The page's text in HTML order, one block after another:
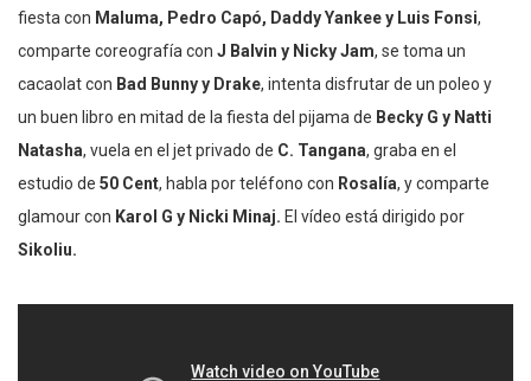
fiesta con Maluma, Pedro Capó, Daddy Yankee y Luis Fonsi,
comparte coreografía con J Balvin y Nicky Jam, se toma un
cacaolat con Bad Bunny y Drake, intenta disfrutar de un poleo y
un buen libro en mitad de la fiesta del pijama de Becky G y Natti
Natasha, vuela en el jet privado de C. Tangana, graba en el
estudio de 50 Cent, habla por teléfono con Rosalía, y comparte
glamour con Karol G y Nicki Minaj. El vídeo está dirigido por
Sikoliu.